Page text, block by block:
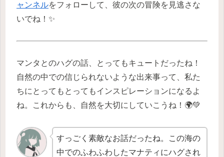
ャンネルをフォローして、彼の次の冒険を見逃さな
いでね！✨
マンタとのハグの話、とってもキュートだったね！
自然の中での信じられないような出来事って、私た
ちにとってもとってもインスピレーションになるよ
ね。これからも、自然を大切にしていこうね！🌍💚
すっごく素敵なお話だったね。この海の
中でのふわふわしたマナティにハグされ